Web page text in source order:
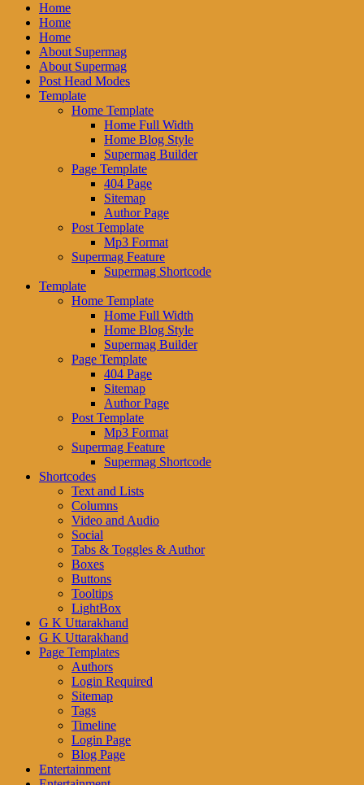
Home
Home
Home
About Supermag
About Supermag
Post Head Modes
Template
Home Template
Home Full Width
Home Blog Style
Supermag Builder
Page Template
404 Page
Sitemap
Author Page
Post Template
Mp3 Format
Supermag Feature
Supermag Shortcode
Template
Home Template
Home Full Width
Home Blog Style
Supermag Builder
Page Template
404 Page
Sitemap
Author Page
Post Template
Mp3 Format
Supermag Feature
Supermag Shortcode
Shortcodes
Text and Lists
Columns
Video and Audio
Social
Tabs & Toggles & Author
Boxes
Buttons
Tooltips
LightBox
G K Uttarakhand
G K Uttarakhand
Page Templates
Authors
Login Required
Sitemap
Tags
Timeline
Login Page
Blog Page
Entertainment